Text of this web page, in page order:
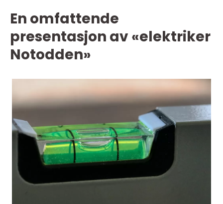
En omfattende
presentasjon av «elektriker
Notodden»